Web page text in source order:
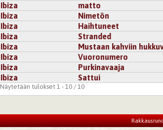
Ibiza
matto
Ibiza
Nimetön
Ibiza
Haihtuneet
Ibiza
Stranded
Ibiza
Mustaan kahviin
Ibiza
Vuoronumero
Ibiza
Purkinavaaja
Ibiza
Sattui
Näytetään tulokset 1 - 10 / 10